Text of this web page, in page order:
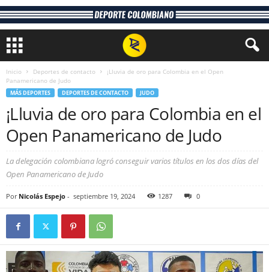
Inicio Deportes de contacto
¡Lluvia de oro para Colombia en el Open
Panamericano de Judo
MÁS DEPORTES DEPORTES DE CONTACTO JUDO
¡Lluvia de oro para Colombia en el
Open Panamericano de Judo
La delegación colombiana logró conseguir varios títulos en los dos días del
Open Panamericano de Judo
Por Nicolás Espejo - septiembre 19, 2024 1287 0